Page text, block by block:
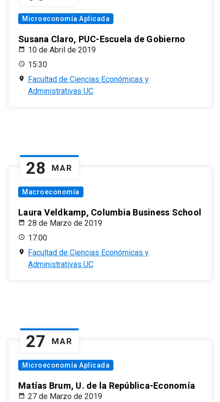
Microeconomía Aplicada
Susana Claro, PUC-Escuela de Gobierno
10 de Abril de 2019
15:30
Facultad de Ciencias Económicas y
Administrativas UC
28 MAR
Macroeconomía
Laura Veldkamp, Columbia Business School
28 de Marzo de 2019
17:00
Facultad de Ciencias Económicas y
Administrativas UC
27 MAR
Microeconomía Aplicada
Matías Brum, U. de la República-Economía
27 de Marzo de 2019